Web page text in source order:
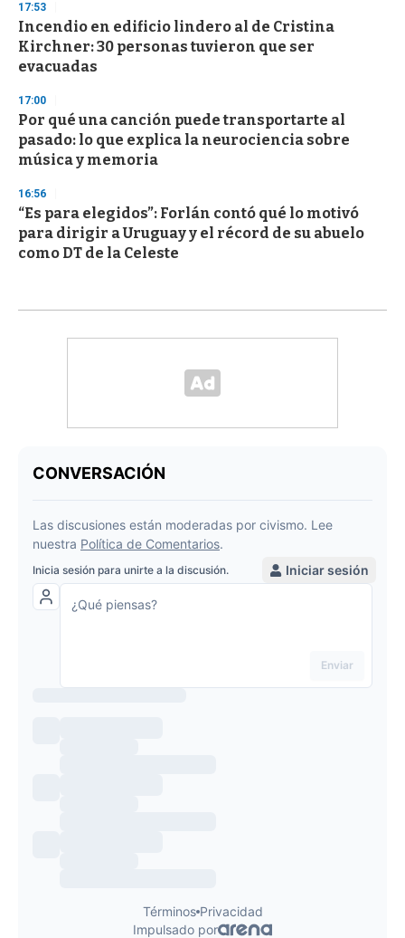
17:53
Incendio en edificio lindero al de Cristina
Kirchner: 30 personas tuvieron que ser
evacuadas
17:00
Por qué una canción puede transportarte al
pasado: lo que explica la neurociencia sobre
música y memoria
16:56
“Es para elegidos”: Forlán contó qué lo motivó
para dirigir a Uruguay y el récord de su abuelo
como DT de la Celeste